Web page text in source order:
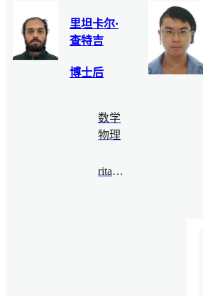
里坦卡尔·
查特吉
博士后
数学
物理
ritankar@bimsa.cn